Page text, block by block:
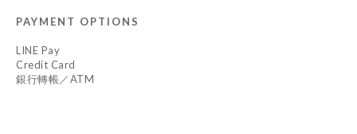
PAYMENT OPTIONS
LINE Pay
Credit Card
銀行轉帳／ATM